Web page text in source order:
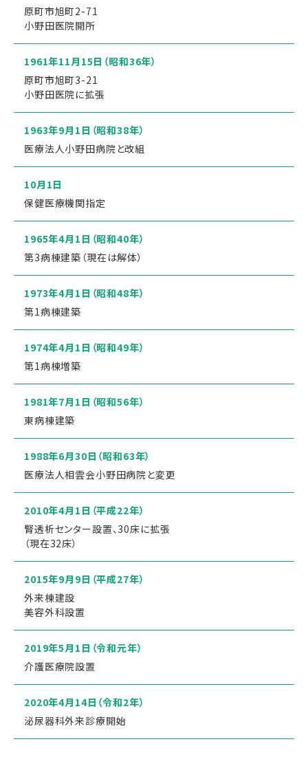
原町市旭町2-71
小野田医院開所
1961年11月15日 （昭和36年）
原町市旭町3-21
小野田医院に拡張
1963年9月1日 （昭和38年）
医療法人小野田病院と改組
10月1日
保健医療機関指定
1965年4月1日 （昭和40年）
第3病棟建築（現在は解体）
1973年4月1日 （昭和48年）
第1病棟建築
1974年4月1日 （昭和49年）
第1病棟増築
1981年7月1日 （昭和56年）
東病棟建築
1988年6月30日 （昭和63年）
医療法人相雲会小野田病院と変更
2010年4月1日 （平成22年）
腎透析センター設置、30床に拡張
（現在32床）
2015年9月9日 （平成27年）
外来棟建設
美容外科設置
2019年5月1日 （令和元年）
介護医療院設置
2020年4月14日 （令和2年）
泌尿器科外来診療開始